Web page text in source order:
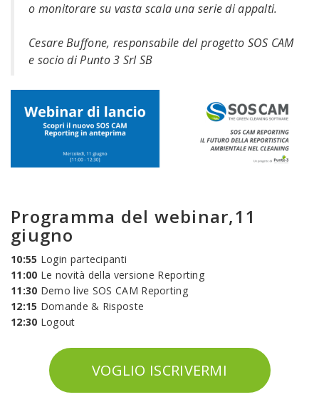
o monitorare su vasta scala una serie di appalti.
Cesare Buffone, responsabile del progetto SOS CAM
e socio di Punto 3 Srl SB
Programma del webinar,11
giugno
10:55 Login partecipanti
11:00 Le novità della versione Reporting
11:30 Demo live SOS CAM Reporting
12:15 Domande & Risposte
12:30 Logout
VOGLIO ISCRIVERMI